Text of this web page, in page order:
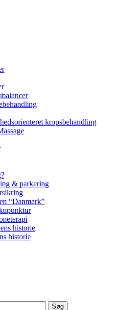
kropsbehandling
& parkering
“Danmark”
historie
historie